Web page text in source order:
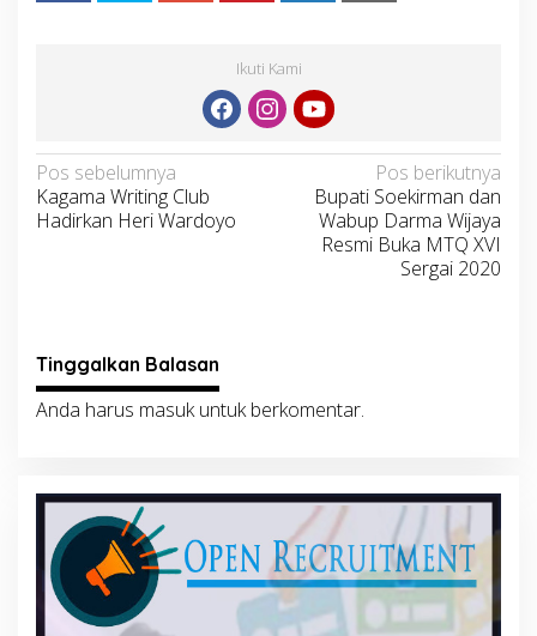
Ikuti Kami
Navigasi
pos
Pos sebelumnya
Kagama Writing Club
Hadirkan Heri Wardoyo
Pos berikutnya
Bupati Soekirman dan
Wabup Darma Wijaya
Resmi Buka MTQ XVI
Sergai 2020
Tinggalkan Balasan
Anda harus masukuntuk berkomentar.